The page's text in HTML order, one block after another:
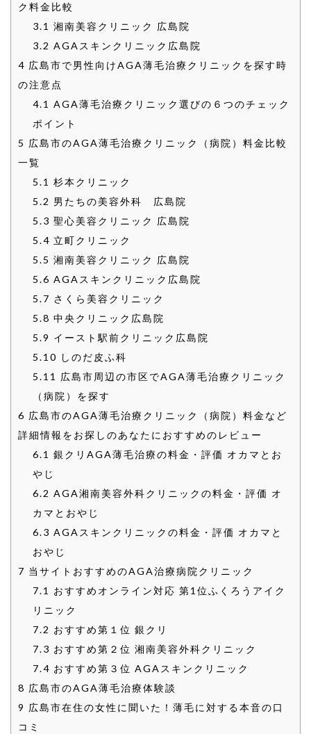
ク料金比較
3.1 湘南美容クリニック 広島院
3.2 AGAスキンクリニック広島院
4 広島市で男性向けAGA薄毛治療クリニックを探す時
の注意点
4.1 AGA薄毛治療クリニック選びの６つのチェック
ポイント
5 広島市のAGA薄毛治療クリニック（病院）料金比較
一覧
5.1 杉本クリニック
5.2 男たちの美容外科 広島院
5.3 聖心美容クリニック 広島院
5.4 立町クリニック
5.5 湘南美容クリニック 広島院
5.6 AGAスキンクリニック広島院
5.7 さくら美容クリニック
5.8 中央クリニック広島院
5.9 イースト駅前クリニック広島院
5.10 しのだ皮ふ科
5.11
広島市周辺の市区でAGA薄毛治療クリニック
（病院）を探す
6 広島市のAGA薄毛治療クリニック（病院）料金など
詳細情報をお探しのあなたにおすすめのレビュー
6.1 銀クリAGA薄毛治療の料金・評価 オカマとお
やじ
6.2 AGA湘南美容外科クリニックの料金・評価 オ
カマとおやじ
6.3 AGAスキンクリニックの料金・評価 オカマと
おやじ
7 当サイトおすすめのAGA治療病院クリニック
7.1
おすすめオンライン対応 第1位ふくろうアイク
リニック
7.2 おすすめ第１位 銀クリ
7.3 おすすめ第２位 湘南美容外科クリニック
7.4 おすすめ第３位 AGAスキンクリニック
8 広島市のAGA薄毛治療体験談
9 広島市在住の女性に聞いた！薄毛に対する本音の口
コミ